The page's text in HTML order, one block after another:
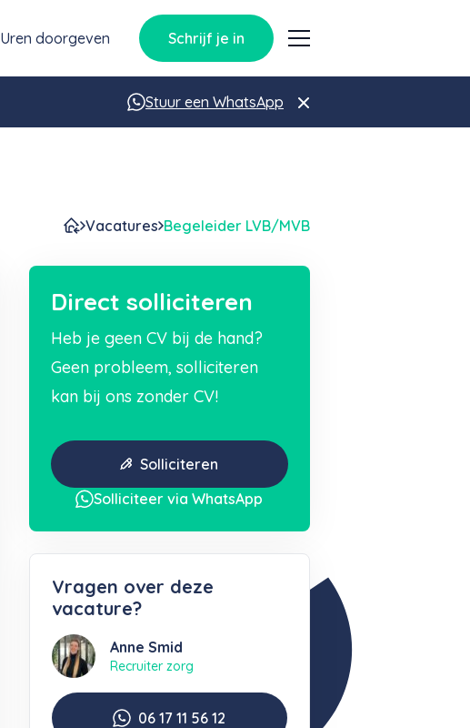
Uren doorgeven Schrijf je in
Stuur een WhatsApp
Vacatures Begeleider LVB/MVB
Direct solliciteren
Heb je geen CV bij de hand?
Geen probleem, solliciteren
kan bij ons zonder CV!
Solliciteren
Solliciteer via WhatsApp
Vragen over deze
vacature?
Anne Smid
Recruiter zorg
06 17 11 56 12